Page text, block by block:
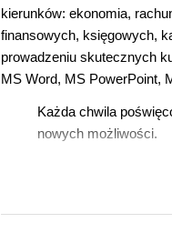
kierunków: ekonomia,
finansowych, księgowych,
prowadzeniu skutecznych
MS Word, MS PowerPoint,
Każda chwila
nowych możliwości.